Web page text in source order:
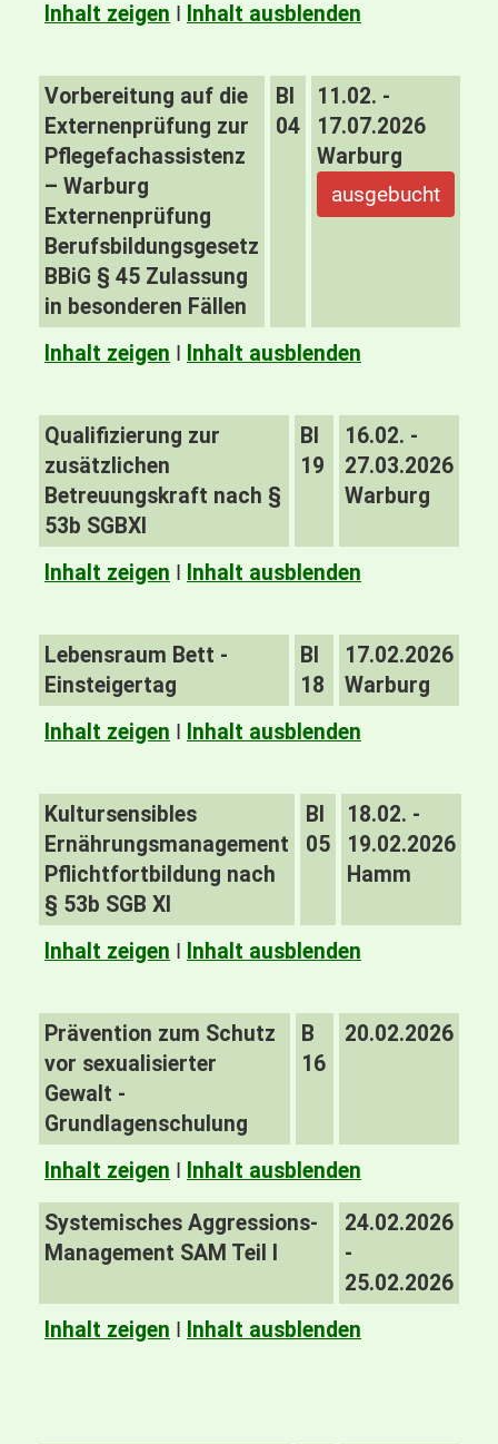
Inhalt zeigen I Inhalt ausblenden
Vorbereitung auf die
Externenprüfung zur
Pflegefachassistenz
– Warburg
Externenprüfung
Berufsbildungsgesetz
BBiG § 45 Zulassung
in besonderen Fällen
BI
04
11.02. -
17.07.2026
Warburg
ausgebucht
Inhalt zeigen I Inhalt ausblenden
Qualifizierung zur
zusätzlichen
Betreuungskraft nach §
53b SGBXI
BI
19
16.02. -
27.03.2026
Warburg
Inhalt zeigen I Inhalt ausblenden
Lebensraum Bett -
Einsteigertag
BI
18
17.02.2026
Warburg
Inhalt zeigen I Inhalt ausblenden
Kultursensibles
Ernährungsmanagement
Pflichtfortbildung nach
§ 53b SGB XI
BI
05
18.02. -
19.02.2026
Hamm
Inhalt zeigen I Inhalt ausblenden
Prävention zum Schutz
vor sexualisierter
Gewalt -
Grundlagenschulung
B
16
20.02.2026
Inhalt zeigen I Inhalt ausblenden
Systemisches Aggressions-
Management SAM Teil I
24.02.2026
-
25.02.2026
Inhalt zeigen I Inhalt ausblenden